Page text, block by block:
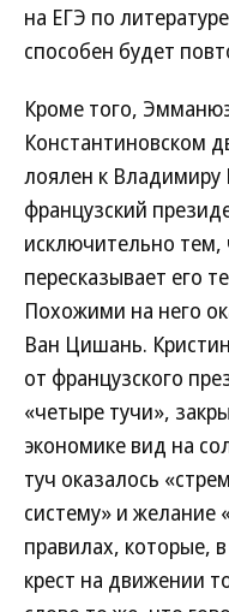
на ЕГЭ по
способен будет
Кроме того,
Константиновском
лоялен к Владимиру
французский
исключительно тем,
пересказывает его
Похожими на него
Ван Цишань.
от французского
«четыре тучи»,
экономике вид на
туч оказалось
систему» и желание
правилах, которые,
крест на движении